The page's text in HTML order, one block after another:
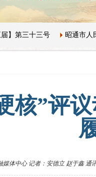
十三号 昭通市人民代表
核”评
媒体中心 记者：安德立 赵于鑫 通